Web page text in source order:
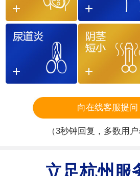
向在线客服提问
（3秒钟回复，多数用户
立足杭州服